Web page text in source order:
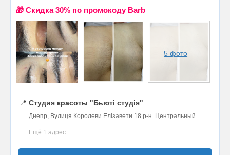
🎁 Cкидка 30% по промокоду Barb
5 фото
📍 Студия красоты "Бьюті студія"
Днепр, Вулиця Королеви Елізавети 18 р-н. Центральный
Ещё 1 адрес